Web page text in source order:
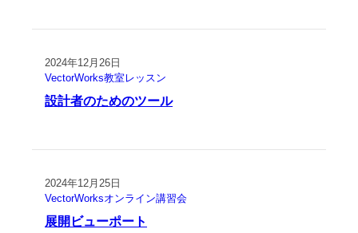
2024年12月26日
VectorWorks教室レッスン
設計者のためのツール
2024年12月25日
VectorWorksオンライン講習会
展開ビューポート